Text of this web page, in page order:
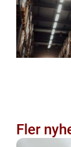
Fler